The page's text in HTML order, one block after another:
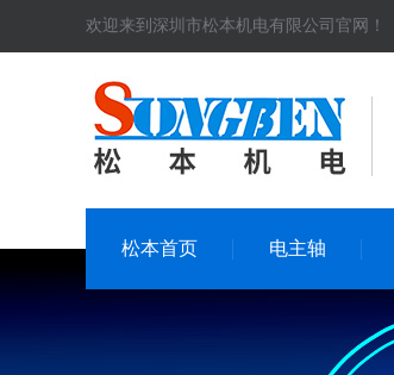
欢迎来到深圳市松本机电有限公司官网！
松本首页 电主轴